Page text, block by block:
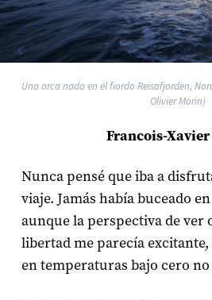
Una orca nada en el fiordo Reisafjorden,
Olivier Morin)
Francois-
Nunca pensé que iba a
viaje. Jamás había buceado
aunque la perspectiva de ver
libertad me parecía excitante,
en temperaturas bajo cero